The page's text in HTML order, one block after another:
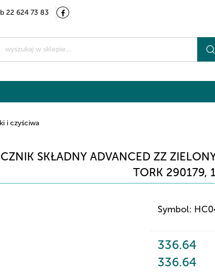
22 624 73 83
Kategorie
i czyściwa
SKŁADNY ADVANCED ZZ
TORK 290179,
Symbol:
336.64
336.64